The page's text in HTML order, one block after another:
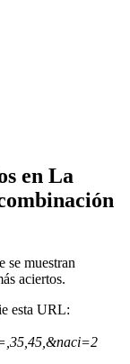
en La
se muestran
aciertos.
esta URL: